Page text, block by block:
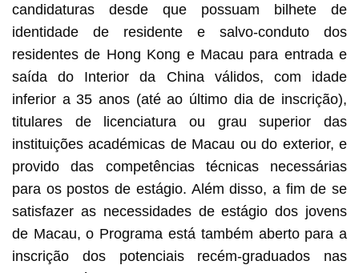
candidaturas desde que possuam bilhete de
identidade de residente e salvo-conduto dos
residentes de Hong Kong e Macau para entrada e
saída do Interior da China válidos, com idade
inferior a 35 anos (até ao último dia de inscrição),
titulares de licenciatura ou grau superior das
instituições académicas de Macau ou do exterior, e
provido das competências técnicas necessárias
para os postos de estágio. Além disso, a fim de se
satisfazer as necessidades de estágio dos jovens
de Macau, o Programa está também aberto para a
inscrição dos potenciais recém-graduados nas